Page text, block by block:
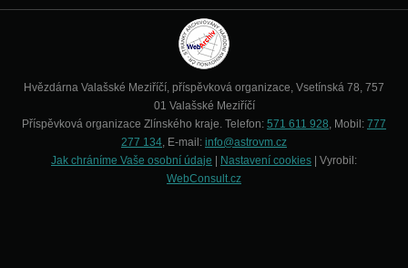
Hvězdárna Valašské Meziříčí, příspěvková organizace, Vsetínská 78, 757
01 Valašské Meziříčí
Příspěvková organizace Zlínského kraje. Telefon: 571 611 928, Mobil: 777
277 134, E-mail: info@astrovm.cz
Jak chráníme Vaše osobní údaje
Nastavení cookies | Vyrobil:
WebConsult.cz